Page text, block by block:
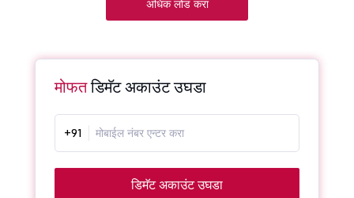
अधिक लोड करा
मोफतडिमॅट अकाउंट उघडा
+91
डिमॅट अकाउंट उघडा